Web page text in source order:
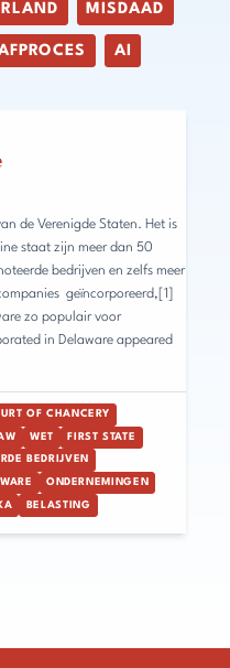
MISDAAD
AI
de Verenigde Staten. Het is
staat zijn meer dan 50
bedrijven en zelfs meer
geïncorporeerd,[1]
zo populair voor
in Delaware appeared
OF CHANCERY
WET FIRST STATE
BEDRIJVEN
ONDERNEMINGEN
BELASTING